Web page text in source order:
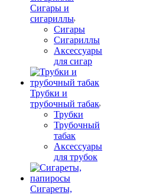
Сигары и
сигариллы
Сигары
Сигариллы
Аксессуары
для сигар
Трубки и
трубочный табак
Трубки
Трубочный
табак
Аксессуары
для трубок
Сигареты,